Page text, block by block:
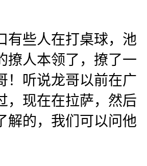
有些人在打桌球，池
撩人本领了，撩了一
！听说龙哥以前在广
，现在在拉萨，然后
解的，我们可以问他